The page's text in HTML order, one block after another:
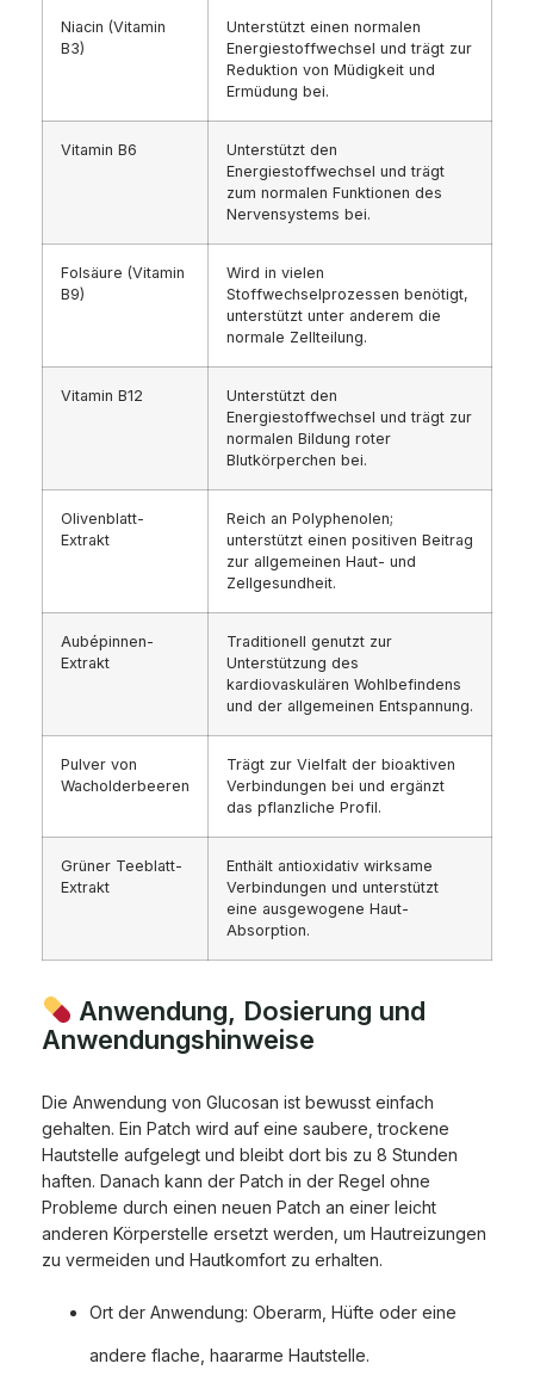
Niacin (Vitamin
B3)
Unterstützt einen normalen
Energiestoffwechsel und trägt zur
Reduktion von Müdigkeit und
Ermüdung bei.
Vitamin B6
Unterstützt den
Energiestoffwechsel und trägt
zum normalen Funktionen des
Nervensystems bei.
Folsäure (Vitamin
B9)
Wird in vielen
Stoffwechselprozessen benötigt,
unterstützt unter anderem die
normale Zellteilung.
Vitamin B12
Unterstützt den
Energiestoffwechsel und trägt zur
normalen Bildung roter
Blutkörperchen bei.
Olivenblatt-
Extrakt
Reich an Polyphenolen;
unterstützt einen positiven Beitrag
zur allgemeinen Haut- und
Zellgesundheit.
Aubépinnen-
Extrakt
Traditionell genutzt zur
Unterstützung des
kardiovaskulären Wohlbefindens
und der allgemeinen Entspannung.
Pulver von
Wacholderbeeren
Trägt zur Vielfalt der bioaktiven
Verbindungen bei und ergänzt
das pflanzliche Profil.
Grüner Teeblatt-
Extrakt
Enthält antioxidativ wirksame
Verbindungen und unterstützt
eine ausgewogene Haut-
Absorption.
Anwendung, Dosierung und
Anwendungshinweise
Die Anwendung von Glucosan ist bewusst einfach
gehalten. Ein Patch wird auf eine saubere, trockene
Hautstelle aufgelegt und bleibt dort bis zu 8 Stunden
haften. Danach kann der Patch in der Regel ohne
Probleme durch einen neuen Patch an einer leicht
anderen Körperstelle ersetzt werden, um Hautreizungen
zu vermeiden und Hautkomfort zu erhalten.
Ort der Anwendung: Oberarm, Hüfte oder eine
andere flache, haararme Hautstelle.